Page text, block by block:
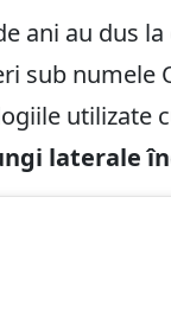
ani au dus
sub numele
utilizate
laterale